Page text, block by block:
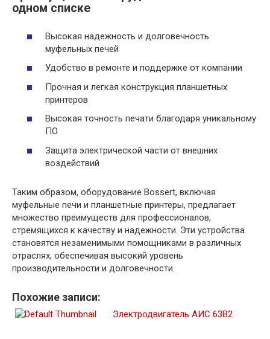
одном списке
Высокая надежность и долговечность
муфельных печей
Удобство в ремонте и поддержке от компании
Прочная и легкая конструкция планшетных
принтеров
Высокая точность печати благодаря уникальному
ПО
Защита электрической части от внешних
воздействий
Таким образом, оборудование Bossert, включая
муфельные печи и планшетные принтеры, предлагает
множество преимуществ для профессионалов,
стремящихся к качеству и надежности. Эти устройства
становятся незаменимыми помощниками в различных
отраслях, обеспечивая высокий уровень
производительности и долговечности.
Похожие записи:
Электродвигатель АИС 63B2